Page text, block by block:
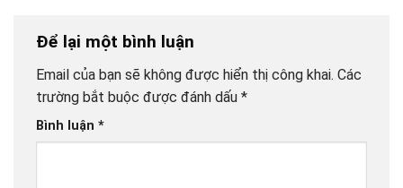
Để lại một bình luận
Email của bạn sẽ không được hiển thị công khai. Các
trường bắt buộc được đánh dấu *
Bình luận *